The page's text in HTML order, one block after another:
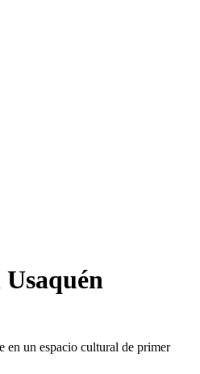
en un espacio cultural de primer